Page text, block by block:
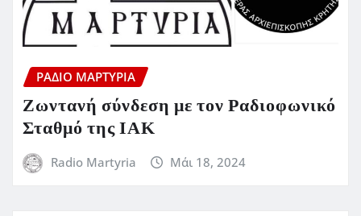
ΡΆΔΙΟ ΜΑΡΤΥΡΊΑ
Ζωντανή σύνδεση με τον Ραδιοφωνικό
Σταθμό της ΙΑΚ
Radio Martyria Μάι 18, 2024